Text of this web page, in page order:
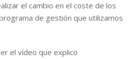
el cambio en el coste de los
de gestión que utilizamos
el vídeo que explico